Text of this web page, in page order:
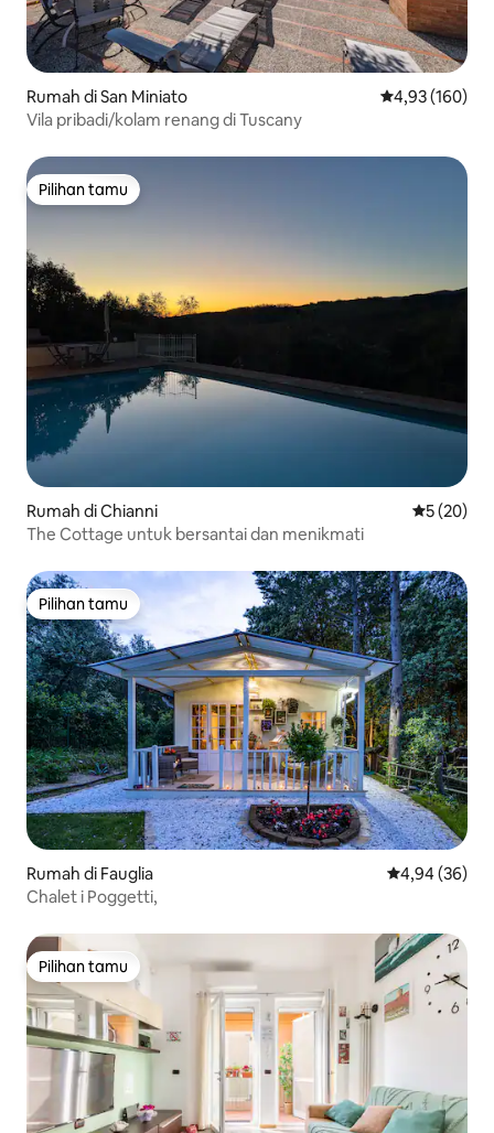
Rumah di San Miniato Nilai rata-rata
4,93 (160)
Vila pribadi/kolam renang di Tuscany
Pilihan tamu
Pilihan tamu
Rumah di Chianni Nilai rata-
5 (20)
The Cottage untuk bersantai dan menikmati
Pilihan tamu
Pilihan tamu
Rumah di Fauglia Nilai rata-rata
4,94 (36)
Chalet i Poggetti,
Pilihan tamu
Pilihan tamu